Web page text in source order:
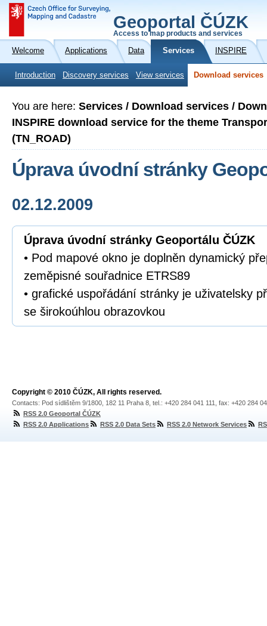
Geoportal ČÚZK
Access to map products and services
Welcome Applications Data Services INSPIRE
Introduction Discovery services View services Download services
You are here: Services / Download services /
INSPIRE download service for the theme
(TN_ROAD)
Úprava úvodní stránky
02.12.2009
Úprava úvodní stránky Geoportálu ČÚZK
• Pod mapové okno je doplněn dynamický
zeměpisné souřadnice ETRS89
• grafické uspořádání stránky je uživatelsky
se širokoúhlou obrazovkou
Copyright © 2010 ČÚZK, All rights reserved.
Contacts: Pod sídlištěm 9/1800, 182 11 Praha 8, tel.: +420 284 041 111, fax: +420 284
RSS 2.0 Geoportal ČÚZK
RSS 2.0 Applications
RSS 2.0 Data Sets RSS 2.0 Network Services